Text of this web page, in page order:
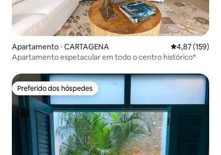
Apartamento ⋅ CARTAGENA 4,87 de uma
4,87 (159)
Apartamento espetacular em todo o centro histórico*
Preferido dos hóspedes
Preferido dos hóspedes